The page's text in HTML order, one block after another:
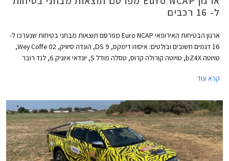
ל- 16 רכבים
ארגון הבטיחות האירופאי Euro NCAP מפרסם תוצאות מבחני בטיחות שנערכו ל-
16 דגמים חשובים ובולטים: איסוזו דימקס, DS 9, הונדה סיוויק, Wey Coffe 02,
טויוטה bZ4X, טויוטה קורולה קרוס, טסלה מודל S, יונדאי איוניק 6, לנד רובר
קרא עוד